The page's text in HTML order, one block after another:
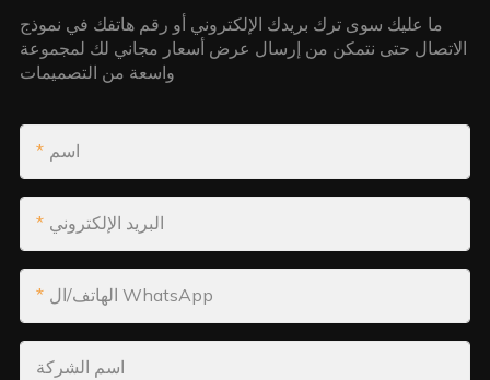
ما عليك سوى ترك بريدك الإلكتروني أو رقم هاتفك في نموذج
الاتصال حتى نتمكن من إرسال عرض أسعار مجاني لك لمجموعة
واسعة من التصميمات
اسم
البريد الإلكتروني
الهاتف/ال WhatsApp
اسم الشركة